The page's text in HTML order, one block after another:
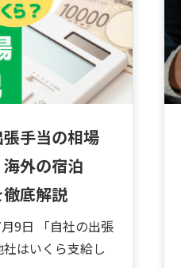
張手当の相場
外の宿泊
底解説
9日 「自社の出張
はいくら支給し